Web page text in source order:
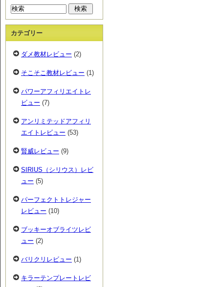
カテゴリー
ダメ教材レビュー (2)
そこそこ教材レビュー (1)
パワーアフィリエイトレ
ビュー (7)
アンリミテッドアフィリ
エイトレビュー (53)
賢威レビュー (9)
SIRIUS（シリウス）レビ
ュー (5)
パーフェクトトレジャー
レビュー (10)
ブッキーオブライツレビ
ュー (2)
バリクリレビュー (1)
キラーテンプレートレビ